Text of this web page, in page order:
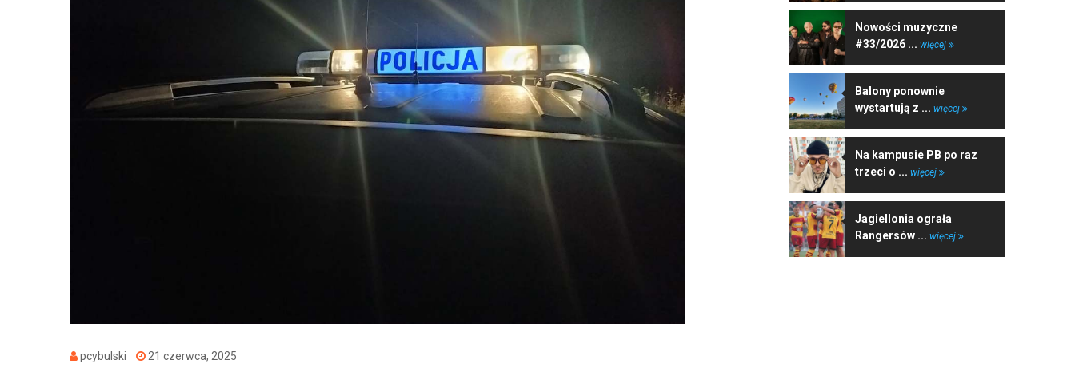
pcybulski 21 czerwca, 2025
Nowości muzyczne
#33/2026 ... więcej
Balony ponownie
wystartują z ... więcej
Na kampusie PB po raz
trzeci o ... więcej
Jagiellonia ograła
Rangersów ... więcej